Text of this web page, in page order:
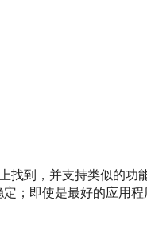
找到，并支持类似的功
；即使是最好的应用